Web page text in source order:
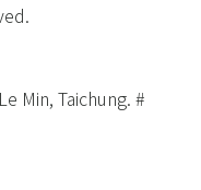
Min, Taichung. #